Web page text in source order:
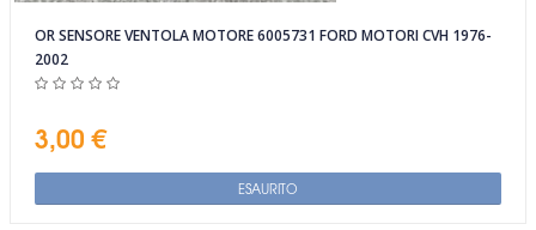
OR SENSORE VENTOLA MOTORE 6005731 FORD MOTORI CVH 1976-
2002
3,00 €
ESAURITO